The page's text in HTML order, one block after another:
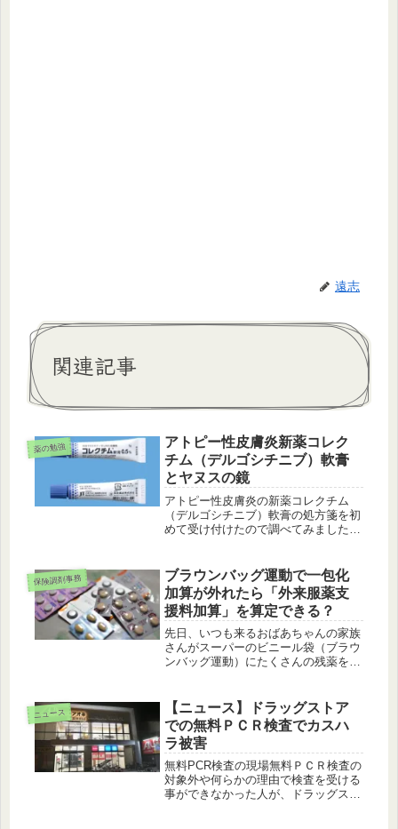
遠志
関連記事
薬の勉強
アトピー性皮膚炎新薬コレク
チム（デルゴシチニブ）軟膏
とヤヌスの鏡
アトピー性皮膚炎の新薬コレクチム
（デルゴシチニブ）軟膏の処方箋を初
めて受け付けたので調べてみました。
クロリムス）軟膏などの塗り薬が主に
使用されてきましたが新しい選択肢が
また...
保険調剤事務
ブラウンバッグ運動で一包化
加算が外れたら「外来服薬支
援料加算」を算定できる？
先日、いつも来るおばあちゃんの家族
さんがスーパーのビニール袋（ブラウ
ンバッグ運動）にたくさんの残薬を持
運動は、1980年代にアメリカで始まっ
たと言われ、病院での処方薬だけで...
ニュース
【ニュース】ドラッグストア
での無料ＰＣＲ検査でカスハ
ラ被害
無料PCR検査の現場無料ＰＣＲ検査の
対象外や何らかの理由で検査を受ける
事ができなかった人が、ドラッグスト